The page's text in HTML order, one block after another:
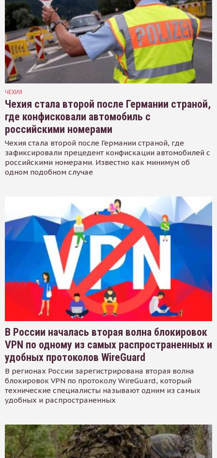
ЧЕХИЯ
Чехия стала второй после Германии страной,
где конфисковали автомобиль с
российскими номерами
Чехия стала второй после Германии страной, где
зафиксировали прецедент конфискации автомобилей с
российскими номерами. Известно как минимум об
одном подобном случае
В России началась вторая волна блокировок
VPN по одному из самых распространенных и
удобных протоколов WireGuard
В регионах России зарегистрирована вторая волна
блокировок VPN по протоколу WireGuard, который
технические специалисты называют одним из самых
удобных и распространенных